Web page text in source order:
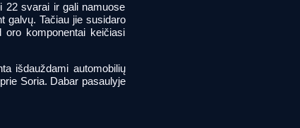
22 svarai ir gali namuose
galvų. Tačiau jie susidaro
komponentai keičiasi
išdauždami automobilių
Soria. Dabar pasaulyje